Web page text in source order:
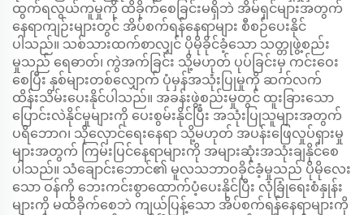
ထွက်ရလွယ်ကူမှုကို ထိခိုက်စေခြင်းမရှိဘဲ အိမ်ရှင်များအတွက်
နေရာကျဉ်းများတွင် အိပ်စက်ရန်နေရာများ စီစဉ်ပေးနိုင်
ပါသည်။ သစ်သားထက်စာလျှင် ပိုမိုခိုင်ခံ့သော သတ္တုဖွဲ့စည်း
မှုသည် ရေဓာတ်၊ ကွဲအက်ခြင်း သို့မဟုတ် ပုပ်ခြင်းမှ ကင်းဝေး
စေပြီး နှစ်များတစ်လျှောက် ပုံမှန်အသုံးပြုမှုကို ဆက်လက်
ထိန်းသိမ်းပေးနိုင်ပါသည်။ အခန်းဖွဲ့စည်းမှုတွင် ထူးခြားသော
ပြောင်းလဲနိုင်မှုများကို ပေးစွမ်းနိုင်ပြီး အသုံးပြုသူများအတွက်
ပရိဘောဂ၊ သိုလှောင်ရေးနေရာ သို့မဟုတ် အပန်းဖြေလှုပ်ရှားမှု
များအတွက် ကြမ်းပြင်နေရာများကို အများဆုံးအသုံးချနိုင်စေ
ပါသည်။ သံချောင်းဘောင်၏ မူလသဘာဝခိုင်ခံ့မှုသည် ပိုမိုလေး
သော ဝန်ကို ဘေးကင်းစွာထောက်ပံ့ပေးနိုင်ပြီး လုံခြုံရေးစံနှုန်း
များကို မထိခိုက်စေဘဲ ကျယ်ပြန့်သော အိပ်စက်ရန်နေရာများကို